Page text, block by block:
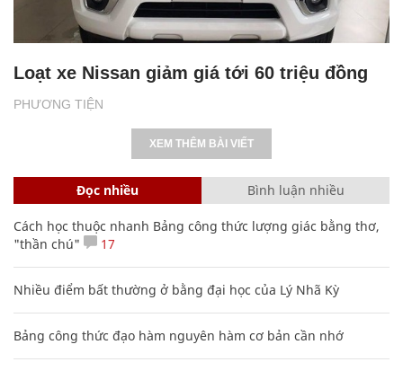
PHƯƠNG TIỆN
Loạt xe Nissan giảm giá tới 60 triệu đồng
XEM THÊM BÀI VIẾT
Đọc nhiều Bình luận nhiều
Cách học thuộc nhanh Bảng công thức lượng giác bằng thơ,
"thần chú"
17
Nhiều điểm bất thường ở bằng đại học của Lý Nhã Kỳ
Bảng công thức đạo hàm nguyên hàm cơ bản cần nhớ